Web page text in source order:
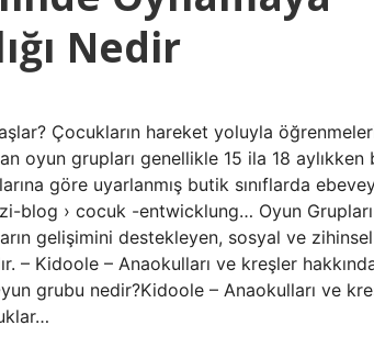
Nedir
Çocukların hareket yoluyla
oyun grupları genellikle 15 ila 18 aylıkken
göre uyarlanmış butik sınıflarda
blog › cocuk -entwicklung… Oyun
gelişimini destekleyen, sosyal ve
– Kidoole – Anaokulları ve kreşler
grubu nedir?Kidoole – Anaokulları ve